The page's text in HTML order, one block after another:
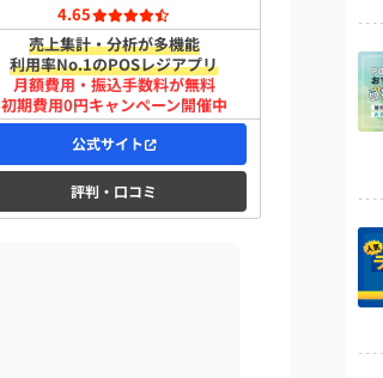
4.65
売上集計・分析が多機能
利用率No.1のPOSレジアプリ
月額費用・振込手数料が無料
初期費用0円キャンペーン開催中
公式サイト
評判・口コミ